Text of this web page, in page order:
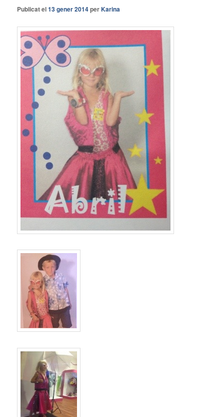
Publicat el13 gener 2014perKarina